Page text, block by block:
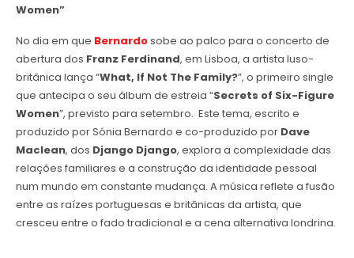
Women”
No dia em que Bernardosobe ao palco para o concerto de
abertura dos Franz Ferdinand, em Lisboa, a artista luso-
britânica lança “What, If Not The Family?”, o primeiro single
que antecipa o seu álbum de estreia “Secrets of Six-Figure
Women”, previsto para setembro. Este tema, escrito e
produzido por Sónia Bernardo e co-produzido por Dave
Maclean, dos Django Django, explora a complexidade das
relações familiares e a construção da identidade pessoal
num mundo em constante mudança. A música reflete a fusão
entre as raízes portuguesas e britânicas da artista, que
cresceu entre o fado tradicional e a cena alternativa londrina.